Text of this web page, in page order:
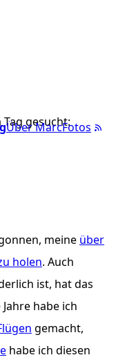
Über MarcFotos
gesucht:
meine über
holen. Auch
ist, hat das
habe ich
gemacht,
habe ich diesen